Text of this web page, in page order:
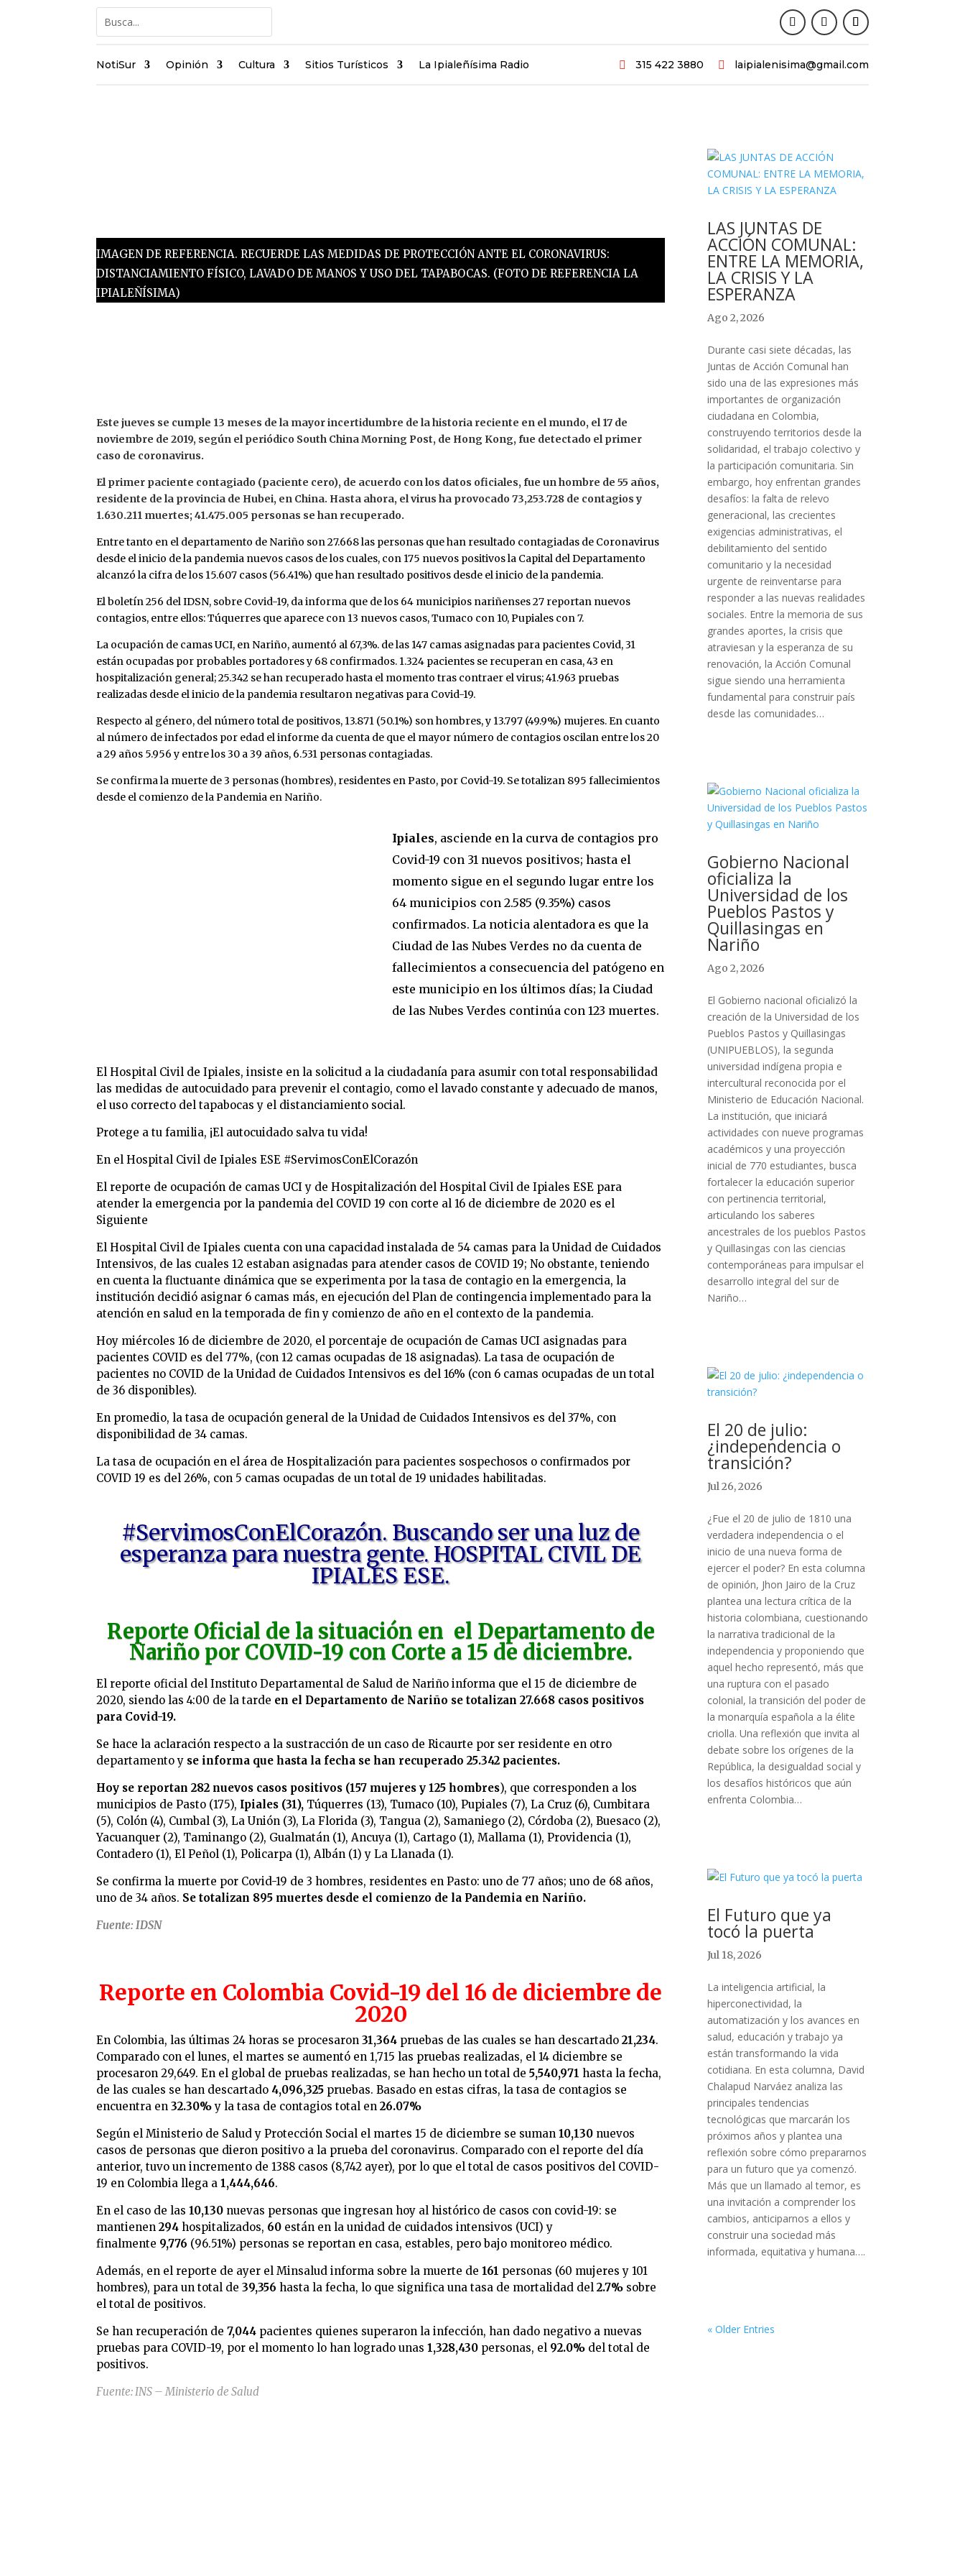
NotiSur Opinión Cultura Sitios Turísticos La Ipialeñísima Radio  315 422 3880  laipialenisima@gmail.com
IMAGEN DE REFERENCIA. RECUERDE LAS MEDIDAS DE PROTECCIÓN ANTE EL CORONAVIRUS:
DISTANCIAMIENTO FÍSICO, LAVADO DE MANOS Y USO DEL TAPABOCAS. (FOTO DE REFERENCIA LA
IPIALEÑÍSIMA)
Este jueves se cumple 13 meses de la mayor incertidumbre de la historia reciente en el mundo, el 17 de
noviembre de 2019, según el periódico South China Morning Post, de Hong Kong, fue detectado el primer
caso de coronavirus.
El primer paciente contagiado (paciente cero), de acuerdo con los datos oficiales, fue un hombre de 55 años,
residente de la provincia de Hubei, en China. Hasta ahora, el virus ha provocado 73,253.728 de contagios y
1.630.211 muertes; 41.475.005 personas se han recuperado.
Entre tanto en el departamento de Nariño son 27.668 las personas que han resultado contagiadas de Coronavirus
desde el inicio de la pandemia nuevos casos de los cuales, con 175 nuevos positivos la Capital del Departamento
alcanzó la cifra de los 15.607 casos (56.41%) que han resultado positivos desde el inicio de la pandemia.
El boletín 256 del IDSN, sobre Covid-19, da informa que de los 64 municipios nariñenses 27 reportan nuevos
contagios, entre ellos: Túquerres que aparece con 13 nuevos casos, Tumaco con 10, Pupiales con 7.
La ocupación de camas UCI, en Nariño, aumentó al 67,3%. de las 147 camas asignadas para pacientes Covid, 31
están ocupadas por probables portadores y 68 confirmados. 1.324 pacientes se recuperan en casa, 43 en
hospitalización general; 25.342 se han recuperado hasta el momento tras contraer el virus; 41.963 pruebas
realizadas desde el inicio de la pandemia resultaron negativas para Covid-19.
Respecto al género, del número total de positivos, 13.871 (50.1%) son hombres, y 13.797 (49.9%) mujeres. En cuanto
al número de infectados por edad el informe da cuenta de que el mayor número de contagios oscilan entre los 20
a 29 años 5.956 y entre los 30 a 39 años, 6.531 personas contagiadas.
Se confirma la muerte de 3 personas (hombres), residentes en Pasto, por Covid-19. Se totalizan 895 fallecimientos
desde el comienzo de la Pandemia en Nariño.
Ipiales, asciende en la curva de contagios pro
Covid-19 con 31 nuevos positivos; hasta el
momento sigue en el segundo lugar entre los
64 municipios con 2.585 (9.35%) casos
confirmados. La noticia alentadora es que la
Ciudad de las Nubes Verdes no da cuenta de
fallecimientos a consecuencia del patógeno en
este municipio en los últimos días; la Ciudad
de las Nubes Verdes continúa con 123 muertes.
El Hospital Civil de Ipiales, insiste en la solicitud a la ciudadanía para asumir con total responsabilidad
las medidas de autocuidado para prevenir el contagio, como el lavado constante y adecuado de manos,
el uso correcto del tapabocas y el distanciamiento social.
Protege a tu familia, ¡El autocuidado salva tu vida!
En el Hospital Civil de Ipiales ESE #ServimosConElCorazón
El reporte de ocupación de camas UCI y de Hospitalización del Hospital Civil de Ipiales ESE para
atender la emergencia por la pandemia del COVID 19 con corte al 16 de diciembre de 2020 es el
Siguiente
El Hospital Civil de Ipiales cuenta con una capacidad instalada de 54 camas para la Unidad de Cuidados
Intensivos, de las cuales 12 estaban asignadas para atender casos de COVID 19; No obstante, teniendo
en cuenta la fluctuante dinámica que se experimenta por la tasa de contagio en la emergencia, la
institución decidió asignar 6 camas más, en ejecución del Plan de contingencia implementado para la
atención en salud en la temporada de fin y comienzo de año en el contexto de la pandemia.
Hoy miércoles 16 de diciembre de 2020, el porcentaje de ocupación de Camas UCI asignadas para
pacientes COVID es del 77%, (con 12 camas ocupadas de 18 asignadas). La tasa de ocupación de
pacientes no COVID de la Unidad de Cuidados Intensivos es del 16% (con 6 camas ocupadas de un total
de 36 disponibles).
En promedio, la tasa de ocupación general de la Unidad de Cuidados Intensivos es del 37%, con
disponibilidad de 34 camas.
La tasa de ocupación en el área de Hospitalización para pacientes sospechosos o confirmados por
COVID 19 es del 26%, con 5 camas ocupadas de un total de 19 unidades habilitadas.
#ServimosConElCorazón. Buscando ser una luz de
esperanza para nuestra gente. HOSPITAL CIVIL DE
IPIALES ESE.
Reporte Oficial de la situación en el Departamento de
Nariño por COVID-19 con Corte a 15 de diciembre.
El reporte oficial del Instituto Departamental de Salud de Nariño informa que el 15 de diciembre de
2020, siendo las 4:00 de la tarde en el Departamento de Nariño se totalizan 27.668 casos positivos
para Covid-19.
Se hace la aclaración respecto a la sustracción de un caso de Ricaurte por ser residente en otro
departamento y se informa que hasta la fecha se han recuperado 25.342 pacientes.
Hoy se reportan 282 nuevos casos positivos (157 mujeres y 125 hombres), que corresponden a los
municipios de Pasto (175), Ipiales (31), Túquerres (13), Tumaco (10), Pupiales (7), La Cruz (6), Cumbitara
(5), Colón (4), Cumbal (3), La Unión (3), La Florida (3), Tangua (2), Samaniego (2), Córdoba (2), Buesaco (2),
Yacuanquer (2), Taminango (2), Gualmatán (1), Ancuya (1), Cartago (1), Mallama (1), Providencia (1),
Contadero (1), El Peñol (1), Policarpa (1), Albán (1) y La Llanada (1).
Se confirma la muerte por Covid-19 de 3 hombres, residentes en Pasto: uno de 77 años; uno de 68 años,
uno de 34 años. Se totalizan 895 muertes desde el comienzo de la Pandemia en Nariño.
Fuente: IDSN
Reporte en Colombia Covid-19 del 16 de diciembre de
2020
En Colombia, las últimas 24 horas se procesaron31,364 pruebas de las cuales se han descartado21,234.
Comparado con el lunes, el martes se aumentó en 1,715 las pruebas realizadas, el 14 diciembre se
procesaron 29,649. En el global de pruebas realizadas, se han hecho un total de5,540,971 hasta la fecha,
de las cuales se han descartado 4,096,325 pruebas. Basado en estas cifras, la tasa de contagios se
encuentra en32.30%y la tasa de contagios total en26.07%
Según el Ministerio de Salud y Protección Social el martes 15 de diciembre se suman10,130 nuevos
casos de personas que dieron positivo a la prueba del coronavirus. Comparado con el reporte del día
anterior, tuvo un incremento de 1388 casos (8,742 ayer), por lo que el total de casos positivos del COVID-
19 en Colombia llega a1,444,646.
En el caso de las10,130 nuevas personas que ingresan hoy al histórico de casos con covid-19: se
mantienen294 hospitalizados, 60 están en la unidad de cuidados intensivos (UCI) y
finalmente 9,776 (96.51%) personas se reportan en casa, estables, pero bajo monitoreo médico.
Además, en el reporte de ayer el Minsalud informa sobre la muerte de161 personas (60 mujeres y 101
hombres), para un total de39,356 hasta la fecha, lo que significa una tasa de mortalidad del2.7% sobre
el total de positivos.
Se han recuperación de7,044 pacientes quienes superaron la infección, han dado negativo a nuevas
pruebas para COVID-19, por el momento lo han logrado unas1,328,430 personas, el 92.0% del total de
positivos.
Fuente: INS – Ministerio de Salud
LAS JUNTAS DE
ACCIÓN COMUNAL:
ENTRE LA MEMORIA,
LA CRISIS Y LA
ESPERANZA
Ago 2, 2026
Durante casi siete décadas, las
Juntas de Acción Comunal han
sido una de las expresiones más
importantes de organización
ciudadana en Colombia,
construyendo territorios desde la
solidaridad, el trabajo colectivo y
la participación comunitaria. Sin
embargo, hoy enfrentan grandes
desafíos: la falta de relevo
generacional, las crecientes
exigencias administrativas, el
debilitamiento del sentido
comunitario y la necesidad
urgente de reinventarse para
responder a las nuevas realidades
sociales. Entre la memoria de sus
grandes aportes, la crisis que
atraviesan y la esperanza de su
renovación, la Acción Comunal
sigue siendo una herramienta
fundamental para construir país
desde las comunidades…
Gobierno Nacional
oficializa la
Universidad de los
Pueblos Pastos y
Quillasingas en
Nariño
Ago 2, 2026
El Gobierno nacional oficializó la
creación de la Universidad de los
Pueblos Pastos y Quillasingas
(UNIPUEBLOS), la segunda
universidad indígena propia e
intercultural reconocida por el
Ministerio de Educación Nacional.
La institución, que iniciará
actividades con nueve programas
académicos y una proyección
inicial de 770 estudiantes, busca
fortalecer la educación superior
con pertinencia territorial,
articulando los saberes
ancestrales de los pueblos Pastos
y Quillasingas con las ciencias
contemporáneas para impulsar el
desarrollo integral del sur de
Nariño…
El 20 de julio:
¿independencia o
transición?
Jul 26, 2026
¿Fue el 20 de julio de 1810 una
verdadera independencia o el
inicio de una nueva forma de
ejercer el poder? En esta columna
de opinión, Jhon Jairo de la Cruz
plantea una lectura crítica de la
historia colombiana, cuestionando
la narrativa tradicional de la
independencia y proponiendo que
aquel hecho representó, más que
una ruptura con el pasado
colonial, la transición del poder de
la monarquía española a la élite
criolla. Una reflexión que invita al
debate sobre los orígenes de la
República, la desigualdad social y
los desafíos históricos que aún
enfrenta Colombia…
El Futuro que ya
tocó la puerta
Jul 18, 2026
La inteligencia artificial, la
hiperconectividad, la
automatización y los avances en
salud, educación y trabajo ya
están transformando la vida
cotidiana. En esta columna, David
Chalapud Narváez analiza las
principales tendencias
tecnológicas que marcarán los
próximos años y plantea una
reflexión sobre cómo prepararnos
para un futuro que ya comenzó.
Más que un llamado al temor, es
una invitación a comprender los
cambios, anticiparnos a ellos y
construir una sociedad más
informada, equitativa y humana….
« Older Entries